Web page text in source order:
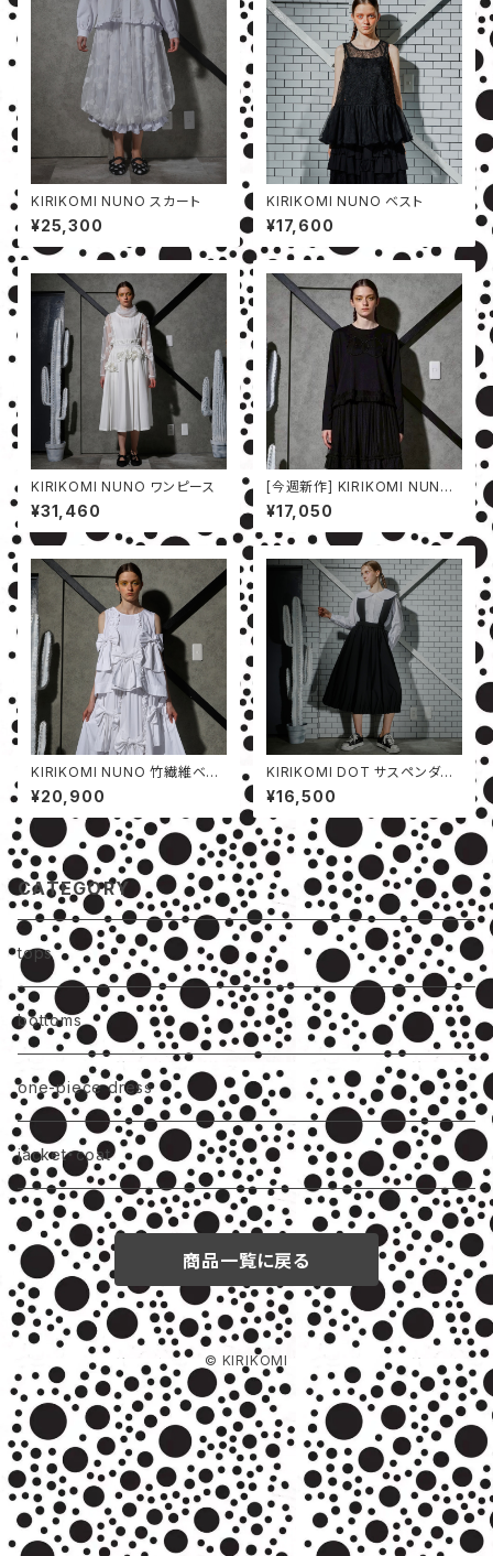
KIRIKOMI NUNO スカート
¥25,300
KIRIKOMI NUNO ベスト
¥17,600
KIRIKOMI NUNO ワンピース
¥31,460
[今週新作] KIRIKOMI NUNO
カットソー
¥17,050
KIRIKOMI NUNO 竹繊維ベス
ト
¥20,900
KIRIKOMI DOT サスペンダー
スカート
¥16,500
CATEGORY
tops
bottoms
one-piece dress
jacket・coat
商品一覧に戻る
© KIRIKOMI